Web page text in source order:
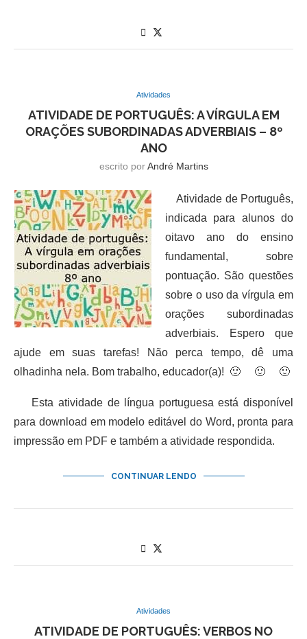
Atividades
ATIVIDADE DE PORTUGUÊS: A VÍRGULA EM
ORAÇÕES SUBORDINADAS ADVERBIAIS – 8º
ANO
escrito porAndré Martins
Atividade de Português,
indicada para alunos do
oitavo ano do ensino
fundamental, sobre
pontuação. São questões
sobre o uso da vírgula em
orações subordinadas
adverbiais. Espero que
ajude em suas tarefas! Não perca tempo, dê uma
olhadinha nela. Bom trabalho, educador(a)! 🙂 🙂 🙂
Esta atividade de língua portuguesa está disponível
para download em modelo editável do Word, pronta para
impressão em PDF e também a atividade respondida.
CONTINUAR LENDO
Atividades
ATIVIDADE DE PORTUGUÊS: VERBOS NO